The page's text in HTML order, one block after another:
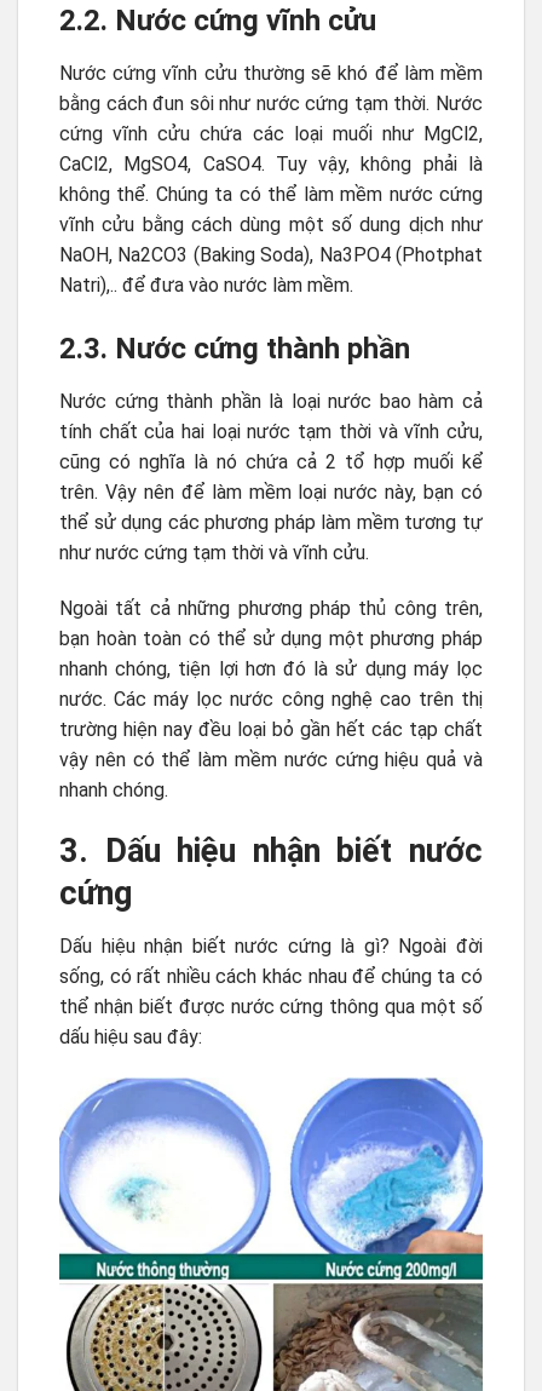
2.2. Nước cứng vĩnh cửu
Nước cứng vĩnh cửu thường sẽ khó để làm mềm
bằng cách đun sôi như nước cứng tạm thời. Nước
cứng vĩnh cửu chứa các loại muối như MgCl2,
CaCl2, MgSO4, CaSO4. Tuy vậy, không phải là
không thể. Chúng ta có thể làm mềm nước cứng
vĩnh cửu bằng cách dùng một số dung dịch như
NaOH, Na2CO3 (Baking Soda), Na3PO4 (Photphat
Natri),.. để đưa vào nước làm mềm.
2.3. Nước cứng thành phần
Nước cứng thành phần là loại nước bao hàm cả
tính chất của hai loại nước tạm thời và vĩnh cửu,
cũng có nghĩa là nó chứa cả 2 tổ hợp muối kể
trên. Vậy nên để làm mềm loại nước này, bạn có
thể sử dụng các phương pháp làm mềm tương tự
như nước cứng tạm thời và vĩnh cửu.
Ngoài tất cả những phương pháp thủ công trên,
bạn hoàn toàn có thể sử dụng một phương pháp
nhanh chóng, tiện lợi hơn đó là sử dụng máy lọc
nước. Các máy lọc nước công nghệ cao trên thị
trường hiện nay đều loại bỏ gần hết các tạp chất
vậy nên có thể làm mềm nước cứng hiệu quả và
nhanh chóng.
3. Dấu hiệu nhận biết nước
cứng
Dấu hiệu nhận biết nước cứng là gì? Ngoài đời
sống, có rất nhiều cách khác nhau để chúng ta có
thể nhận biết được nước cứng thông qua một số
dấu hiệu sau đây: